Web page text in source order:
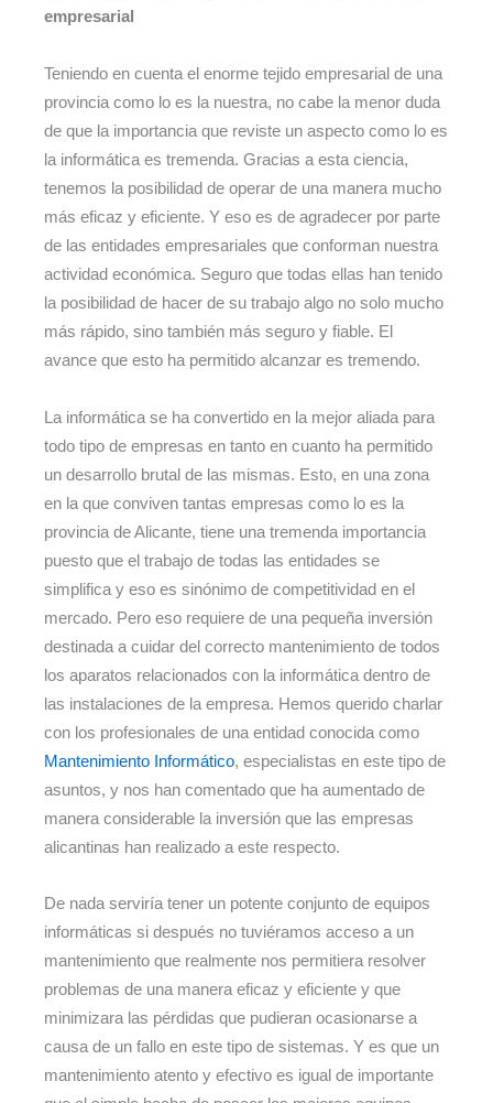
empresarial
Teniendo en cuenta el enorme tejido empresarial de una
provincia como lo es la nuestra, no cabe la menor duda
de que la importancia que reviste un aspecto como lo es
la informática es tremenda. Gracias a esta ciencia,
tenemos la posibilidad de operar de una manera mucho
más eficaz y eficiente. Y eso es de agradecer por parte
de las entidades empresariales que conforman nuestra
actividad económica. Seguro que todas ellas han tenido
la posibilidad de hacer de su trabajo algo no solo mucho
más rápido, sino también más seguro y fiable. El
avance que esto ha permitido alcanzar es tremendo.
La informática se ha convertido en la mejor aliada para
todo tipo de empresas en tanto en cuanto ha permitido
un desarrollo brutal de las mismas. Esto, en una zona
en la que conviven tantas empresas como lo es la
provincia de Alicante, tiene una tremenda importancia
puesto que el trabajo de todas las entidades se
simplifica y eso es sinónimo de competitividad en el
mercado. Pero eso requiere de una pequeña inversión
destinada a cuidar del correcto mantenimiento de todos
los aparatos relacionados con la informática dentro de
las instalaciones de la empresa. Hemos querido charlar
con los profesionales de una entidad conocida como
Mantenimiento Informático, especialistas en este tipo de
asuntos, y nos han comentado que ha aumentado de
manera considerable la inversión que las empresas
alicantinas han realizado a este respecto.
De nada serviría tener un potente conjunto de equipos
informáticas si después no tuviéramos acceso a un
mantenimiento que realmente nos permitiera resolver
problemas de una manera eficaz y eficiente y que
minimizara las pérdidas que pudieran ocasionarse a
causa de un fallo en este tipo de sistemas. Y es que un
mantenimiento atento y efectivo es igual de importante